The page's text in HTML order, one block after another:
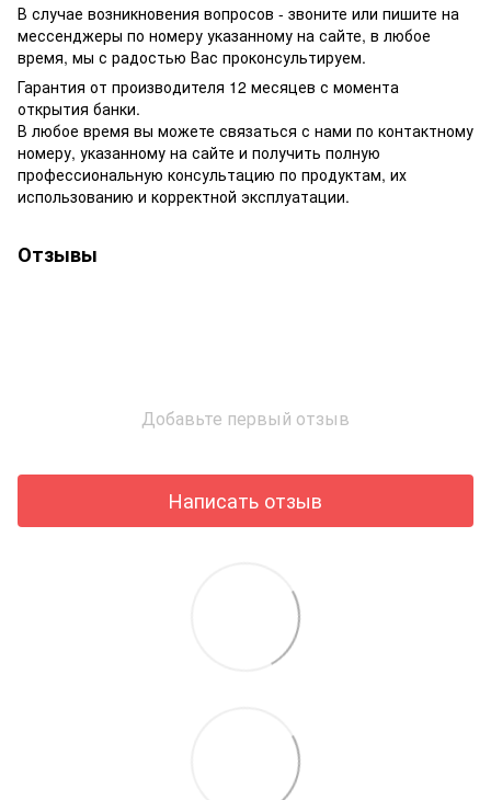
В случае возникновения вопросов - звоните или пишите на
мессенджеры по номеру указанному на сайте, в любое
время, мы с радостью Вас проконсультируем.
Гарантия от производителя 12 месяцев с момента
открытия банки.
В любое время вы можете связаться с нами по контактному
номеру, указанному на сайте и получить полную
профессиональную консультацию по продуктам, их
использованию и корректной эксплуатации.
Отзывы
Добавьте первый отзыв
Написать отзыв